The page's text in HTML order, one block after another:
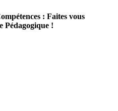
: Faites vous
Pédagogique !